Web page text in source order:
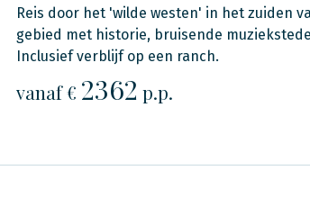
Reis door het 'wilde westen' in het zuiden
gebied met historie, bruisende
Inclusief verblijf op een ranch.
vanaf € 2362 p.p.